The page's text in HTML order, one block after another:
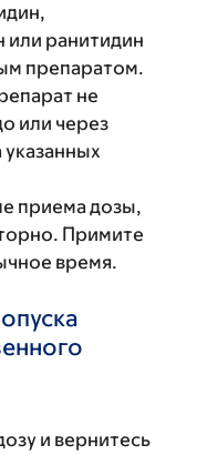
или ранитидин
препаратом.
не
или через
приема дозы,
Примите
время.
и вернитесь